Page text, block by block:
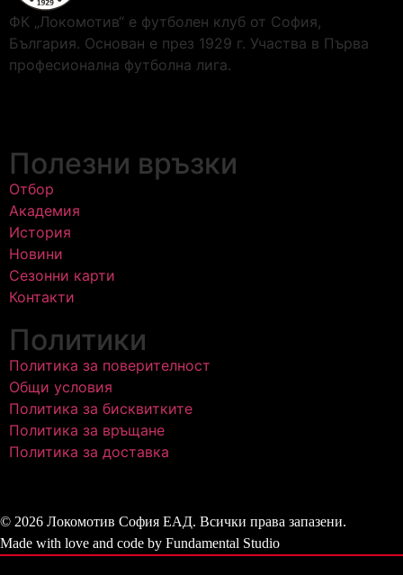
ФК „Локомотив“ е футболен клуб от София,
България. Основан е през 1929 г. Участва в Първа
професионална футболна лига.
Полезни връзки
Отбор
Академия
История
Новини
Сезонни карти
Контакти
Политики
Политика за поверителност
Общи условия
Политика за бисквитките
Политика за връщане
Политика за доставка
© 2026 Локомотив София ЕАД. Всички права запазени.
Made with love and code by Fundamental Studio